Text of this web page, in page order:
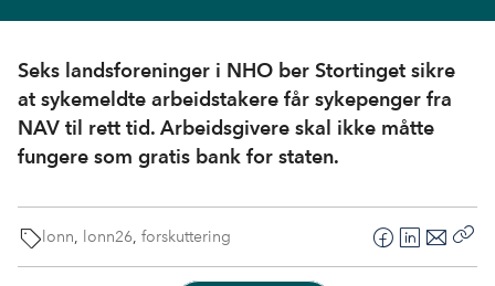
Seks landsforeninger i NHO ber Stortinget sikre
at sykemeldte arbeidstakere får sykepenger fra
NAV til rett tid. Arbeidsgivere skal ikke måtte
fungere som gratis bank for staten.
lonn, lonn26, forskuttering
F
a
L
i
E
-